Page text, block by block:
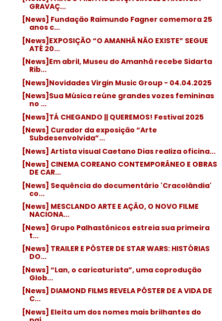
GRAVAÇ...
[News] Fundação Raimundo Fagner comemora 25
anos c...
[News]EXPOSIÇÃO “O AMANHÃ NÃO EXISTE” SEGUE
ATÉ 20...
[News]Em abril, Museu do Amanhã recebe Sidarta
Rib...
[News]Novidades Virgin Music Group - 04.04.2025
[News]Sua Música reúne grandes vozes femininas
no ...
[News]TÁ CHEGANDO || QUEREMOS! Festival 2025
[News] Curador da exposição “Arte
Subdesenvolvida”...
[News] Artista visual Caetano Dias realiza oficina...
[News] CINEMA COREANO CONTEMPORÂNEO E OBRAS
DE CAR...
[News] Sequência do documentário 'Cracolândia'
co...
[News] MESCLANDO ARTE E AÇÃO, O NOVO FILME
NACIONA...
[News] Grupo Palhastônicos estreia sua primeira
t...
[News] TRAILER E PÔSTER DE STAR WARS: HISTÓRIAS
DO...
[News] “Lan, o caricaturista”, uma coprodução
Glob...
[News] DIAMOND FILMS REVELA PÔSTER DE A VIDA DE
C...
[News] Eleita um dos nomes mais brilhantes do